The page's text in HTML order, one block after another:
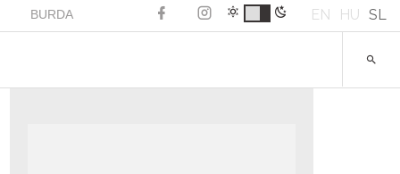
BURDA EN HU SL